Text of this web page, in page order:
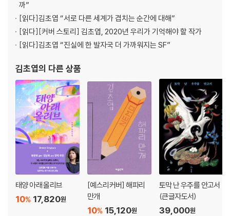
까”
[읽다]김초엽 “서로 다른 세계가 겹치는 순간에 대해”
[읽다] [커버 스토리] 김초엽, 2020년 우리가 기억해야 할 작가
[읽다]김초엽 “진실에 한 발자국 더 가까워지는 SF”
김초엽의 다른 상품
태양 아래 올리브
17,820원
10%
[예스리커버] 해파리
만개
15,120원
10%
토막 난 우주를 안고서
(큰글자도서)
39,000원